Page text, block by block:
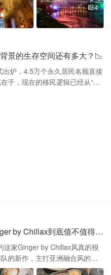
域步行深度游，别把时间都耗
始。根据往年经验，下午四五
挤人，建议去Woodbine Beach
Centre主场对阵海盗。这几天出
的高速施工还在继续，加上节
。 最后提醒一句，
天是关门的。如果有采购需
4
景的生存空间还有多大？📉
炉，4.5万个永久居民名额直接
于，现在的移民逻辑已经从“法
推行的PSTQ（技术移民选拔项
语Level 7、写作Level 5的要求
分和稀缺职业强冲的时代真的
昏了头。即便项目还在，语言
加了新筹码：工作满三年想续
堵死了所有的侥幸心理。如果
免”计划转永居，我建议你迅速
零起点，想在这一两年内达到
没这么极端的限制，根据当下
智。
多伦多北边Steeles新开的Ginger by Chillax到底值不值得去？🍜
这家Ginger by Chillax风真的很
的新作，主打亚洲融合风的
很火的波西米亚木质风，配上